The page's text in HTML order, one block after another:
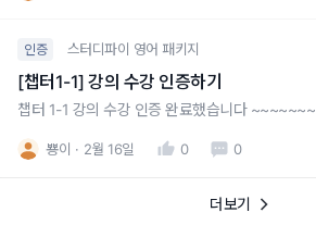
인증 스터디파이 영어 패키지
[챕터1-1] 강의 수강 인증하기
챕터 1-1 강의 수강 인증 완료했습니다 ~~~~~~~
뿅이 2월 16일 0 0
더보기